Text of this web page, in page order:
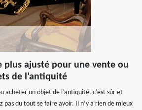
plus ajusté pour une vente ou
de l’antiquité
acheter un objet de l’antiquité, c’est sûr et
pas du tout se faire avoir. Il n’y a rien de mieux